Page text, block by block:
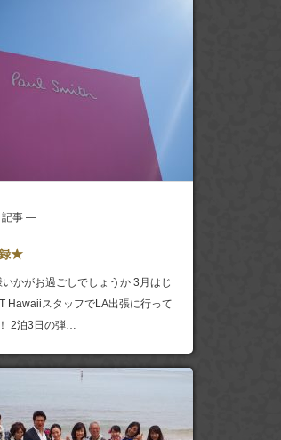
事 ―
★
かがお過ごしでしょうか 3月はじ
HawaiiスタッフでLA出張に行って
2泊3日の弾…